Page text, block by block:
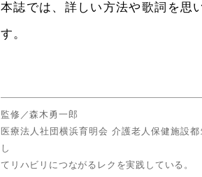
本誌では、詳しい⽅法や歌詞を思
す。
監修／森⽊勇⼀郎
医療法⼈社団横浜育明会 介護⽼⼈保健施設
し
てリハビリにつながるレクを実践している。